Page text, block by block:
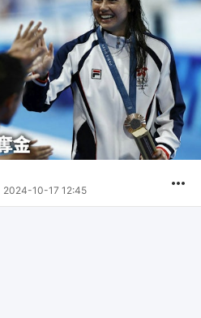
2024-10-17 12:45